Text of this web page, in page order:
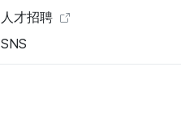
人才招聘
SNS